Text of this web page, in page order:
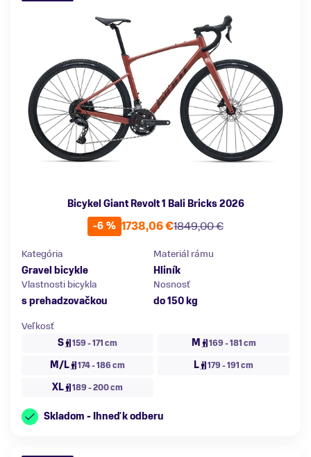
Bicykel Giant Revolt 1 Bali Bricks 2026
-6 %
1849,00 €
1738,06 €
Kategória
Gravel bicykle
Materiál rámu
Hliník
Vlastnosti bicykla
s prehadzovačkou
Nosnosť
do 150 kg
Veľkosť
S
159 - 171 cm M 169 - 181 cm
M/L 174 - 186 cm L 179 - 191 cm
XL 189 - 200 cm
Skladom - Ihneď k odberu